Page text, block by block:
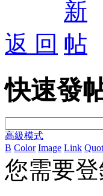
返 回
快速發
高級模式
B Color Image Link
您需要